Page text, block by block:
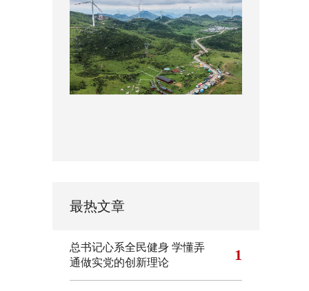
最热文章
总书记心系全民健身 学懂弄
通做实党的创新理论
1